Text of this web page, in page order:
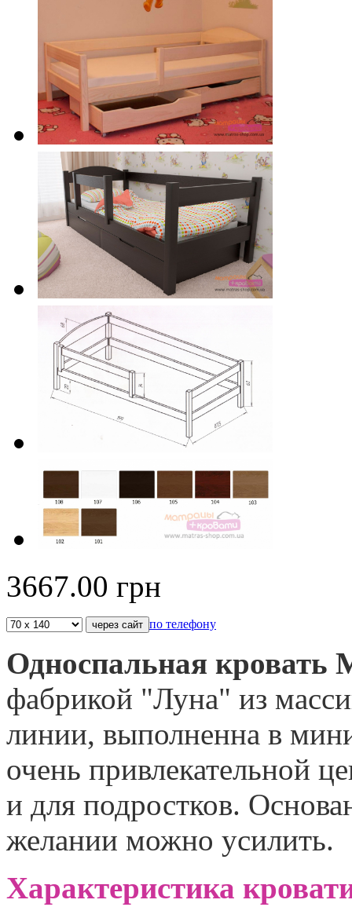
3667.00 грн
по телефону
Односпальная
фабрикой "Луна" из
линии, выполненна в
очень привлекательной
и для подростков.
желании можно усилить.
Характеристика